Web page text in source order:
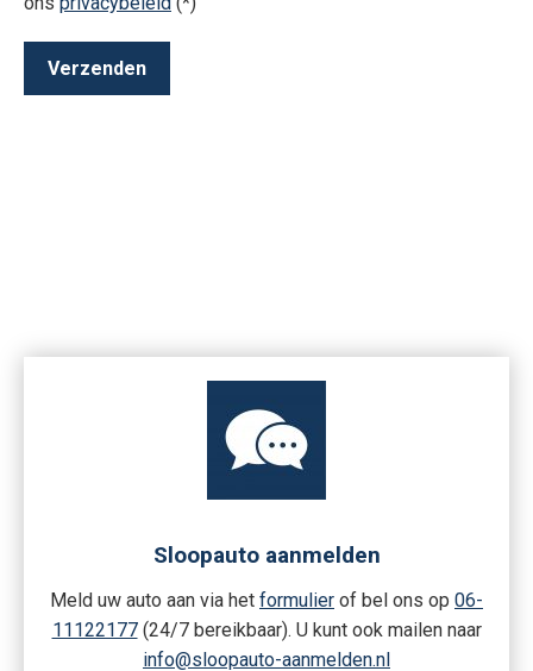
Sloopauto aanmelden
Meld uw auto aan via het formulier of bel ons op 06-
11122177(24/7 bereikbaar). U kunt ook mailen naar
info@sloopauto-aanmelden.nl